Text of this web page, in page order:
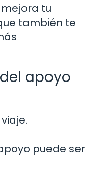
tu
también te
apoyo
puede ser